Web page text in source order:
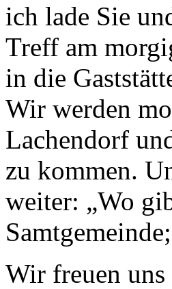
ich lade Sie
Treff am
in die
Wir werden
Lachendorf
zu kommen.
weiter: „Wo
Wir freuen